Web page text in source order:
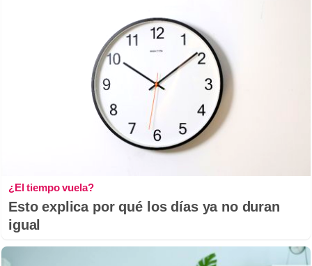
¿El tiempo vuela?
Esto explica por qué los días ya no duran
igual